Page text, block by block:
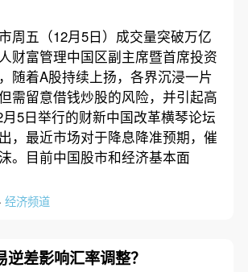
周五（12月5日）成交量突破万亿
财富管理中国区副主席暨首席投资
随着A股持续上扬，各界沉浸一片
需留意借钱炒股的风险，并引起高
5日举行的财新中国改革横琴论坛
，最近市场对于降息降准预期，催
。目前中国股市和经济基本面
经济频道
逆差影响汇率调整？